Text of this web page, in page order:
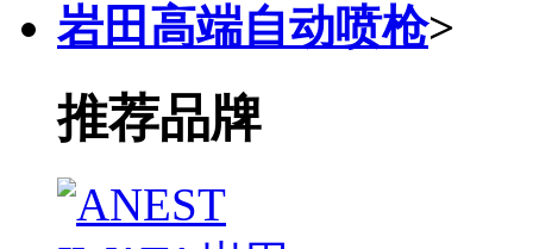
岩田高端自动喷枪>
推荐品牌